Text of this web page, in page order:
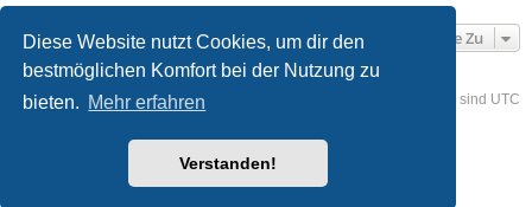
Diese Website nutzt Cookies, um dir den
bestmöglichen Komfort bei der Nutzung zu
bieten. Mehr erfahren
Verstanden!
Gehe Zu
Foren-Übersicht Kontakt Alle Zeiten sind UTC
® Forum Software © phpBB Limited
phpBB.de
created by INVENTEA & v12mike